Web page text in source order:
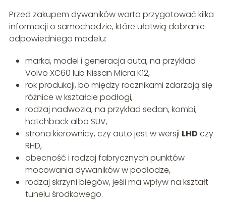
Przed zakupem dywaników warto przygotować kilka
informacji o samochodzie, które ułatwią dobranie
odpowiedniego modelu:
marka, model i generacja auta, na przykład
Volvo XC60 lub Nissan Micra K12,
rok produkcji, bo między rocznikami zdarzają się
różnice w kształcie podłogi,
rodzaj nadwozia, na przykład sedan, kombi,
hatchback albo SUV,
strona kierownicy, czy auto jest w wersji LHD czy
RHD,
obecność i rodzaj fabrycznych punktów
mocowania dywaników w podłodze,
rodzaj skrzyni biegów, jeśli ma wpływ na kształt
tunelu środkowego.